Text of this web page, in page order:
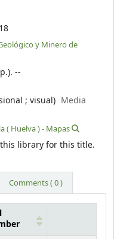
y Minero de
--
; visual) Media
( Huelva ) - Mapas
library for this title.
Comments ( 0 )